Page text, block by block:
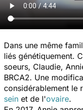
Dans une même
liés génétiquement.
soeurs, Claudie,
BRCA2. Une
considérablement le
sein et de l'ovaire.